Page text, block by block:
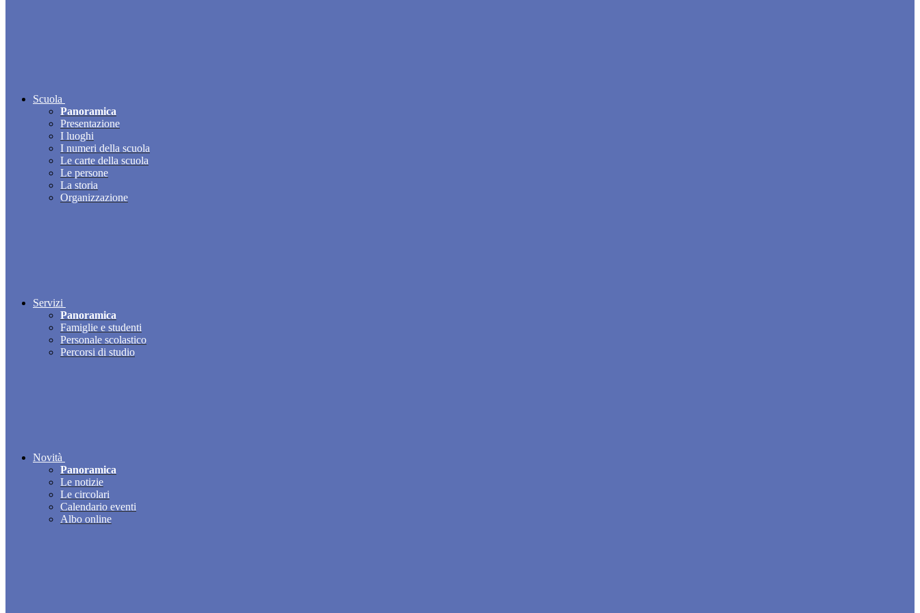
Scuola
Panoramica
Presentazione
I luoghi
I numeri della scuola
Le carte della scuola
Le persone
La storia
Organizzazione
Servizi
Panoramica
Famiglie e studenti
Personale scolastico
Percorsi di studio
Novità
Panoramica
Le notizie
Le circolari
Calendario eventi
Albo online